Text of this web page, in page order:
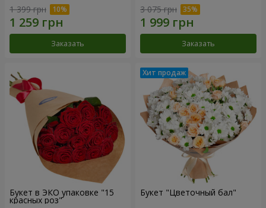
1 399 грн
Заказать
3 075 грн
Заказать
Букет в ЭКО упаковке "15
красных роз"
Букет "Цветочный бал"